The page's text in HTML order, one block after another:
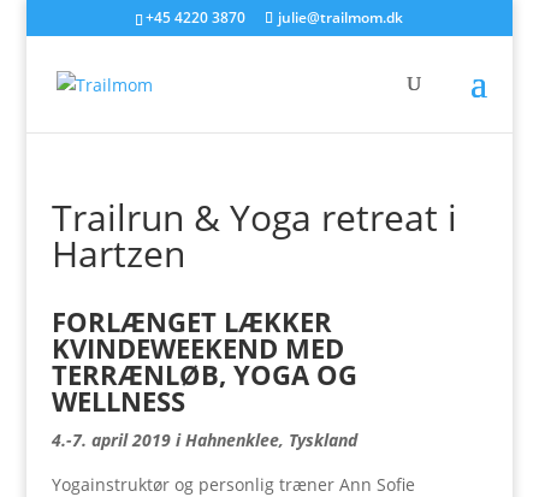
+45 4220 3870 julie@trailmom.dk
Trailrun & Yoga retreat i
Hartzen
FORLÆNGET LÆKKER
KVINDEWEEKEND MED
TERRÆNLØB, YOGA OG
WELLNESS
4.-7. april 2019 iHahnenklee, Tyskland
Yogainstruktør og personlig træner Ann Sofie